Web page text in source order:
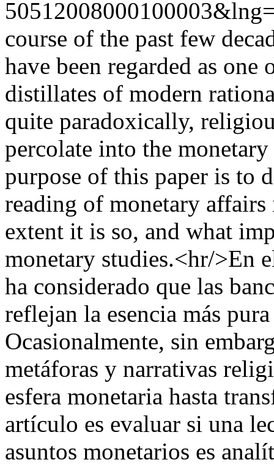
course of the past few
have been regarded as
distillates of modern
quite paradoxically,
percolate into the
purpose of this paper is to
reading of monetary
extent it is so, and what
monetary studies.<hr/>En
ha considerado que las
reflejan la esencia más
Ocasionalmente, sin
metáforas y narrativas
esfera monetaria hasta
artículo es evaluar si una
asuntos monetarios es